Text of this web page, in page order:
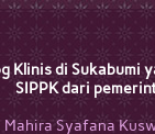
Klinis di Sukabumi
SIPPK dari
Mahira Syafana